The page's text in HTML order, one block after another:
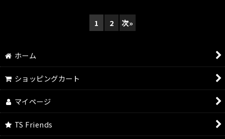
1 2 次»
ホーム
ショッピングカート
マイページ
TS Friends